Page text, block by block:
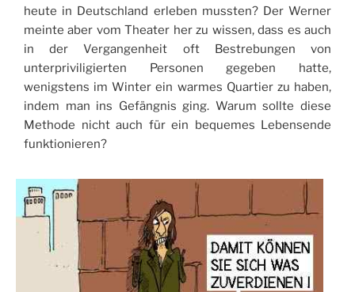
heute in Deutschland erleben mussten? Der Werner
meinte aber vom Theater her zu wissen, dass es auch
in der Vergangenheit oft Bestrebungen von
unterpriviligierten Personen gegeben hatte,
wenigstens im Winter ein warmes Quartier zu haben,
indem man ins Gefängnis ging. Warum sollte diese
Methode nicht auch für ein bequemes Lebensende
funktionieren?